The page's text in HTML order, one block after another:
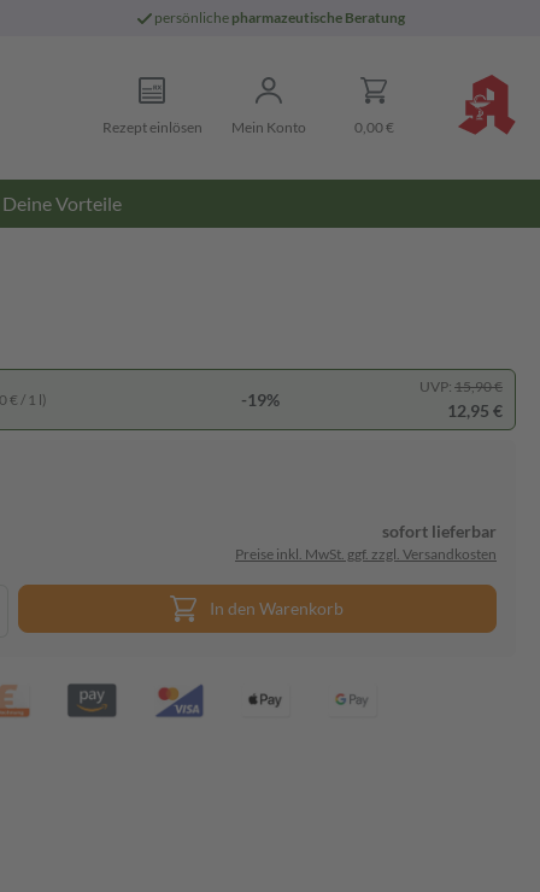
persönliche pharmazeutische Beratung
Rezept einlösen Mein Konto 0,00 €
Deine Vorteile
€ / 1 l) -19%
UVP: 15,90 €
12,95 €
sofort lieferbar
Preise inkl. MwSt. ggf. zzgl. Versandkosten
In den Warenkorb